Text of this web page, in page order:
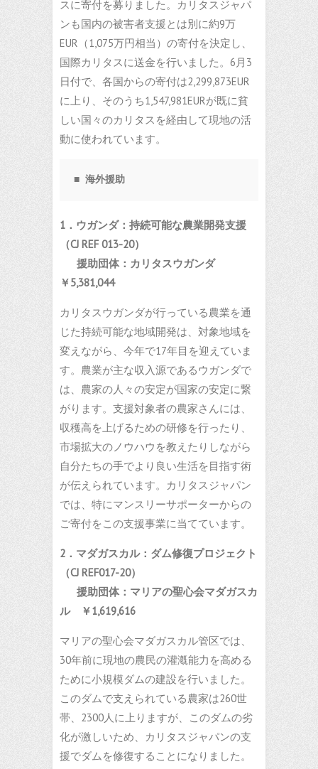
スに寄付を募りました。カリタスジャパ
ンも国内の被害者支援とは別に約9万
EUR（1,075万円相当）の寄付を決定し、
国際カリタスに送金を行いました。6月3
日付で、各国からの寄付は2,299,873EUR
に上り、そのうち1,547,981EURが既に貧
しい国々のカリタスを経由して現地の活
動に使われています。
■ 海外援助
1．ウガンダ：持続可能な農業開発支援
（CJ REF 013-20）
援助団体：カリタスウガンダ
￥5,381,044
カリタスウガンダが行っている農業を通
じた持続可能な地域開発は、対象地域を
変えながら、今年で17年目を迎えていま
す。農業が主な収入源であるウガンダで
は、農家の人々の安定が国家の安定に繋
がります。支援対象者の農家さんには、
収穫高を上げるための研修を行ったり、
市場拡大のノウハウを教えたりしながら
自分たちの手でより良い生活を目指す術
が伝えられています。カリタスジャパン
では、特にマンスリーサポーターからの
ご寄付をこの支援事業に当てています。
2． マダガスカル：ダム修復プロジェクト
（CJ REF017-20）
援助団体：マリアの聖心会マダガスカ
ル
￥1,619,616
マリアの聖心会マダガスカル管区では、
30年前に現地の農民の灌漑能力を高める
ために小規模ダムの建設を行いました。
このダムで支えられている農家は260世
帯、2300人に上りますが、このダムの劣
化が激しいため、カリタスジャパンの支
援でダムを修復することになりました。